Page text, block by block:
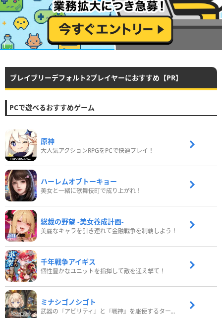
ブレイブリーデフォルト2プレイヤーにおすすめ【PR】
PCで遊べるおすすめゲーム
原神
大人気アクションRPGをPCで快適プレイ！
ハーレムオブトーキョー
美女と一緒に歌舞伎町で成り上がれ！
総裁の野望 -美女養成計画-
美麗なキャラを引き連れて金融戦争を制覇しよう！
千年戦争アイギス
個性豊かなユニットを指揮して敵を迎え撃て！
ミナシゴノシゴト
武器の『アビリティ』と『戦神』を駆使するターン制コマンドバトルRPG！